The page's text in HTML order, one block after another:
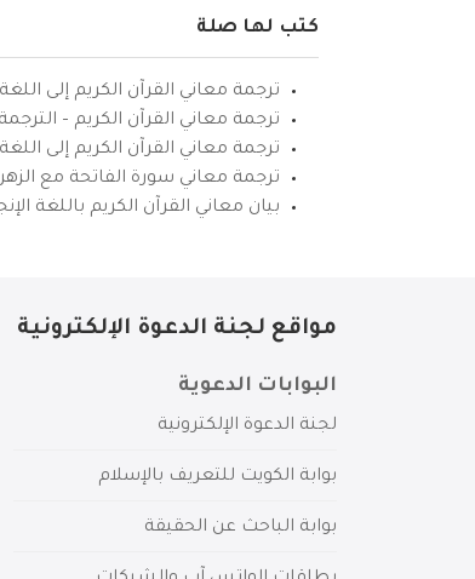
كتب لها صلة
ترجمة معاني القرآن الكريم إلى اللغة
ترجمة معاني القرآن الكريم –
ترجمة معاني القرآن الكريم إلى
ترجمة معاني سورة الفاتحة مع
بيان معاني القرآن الكريم باللغة
مواقع لجنة الدعوة الإلكترونية
البوابات الدعوية
لجنة الدعوة الإلكترونية
بوابة الكويت للتعريف بالإسلام
بوابة الباحث عن الحقيقة